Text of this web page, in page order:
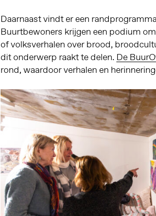
Daarnaast vindt er een
Buurtbewoners krijgen een podium
of volksverhalen over brood,
dit onderwerp raakt te delen. De
rond, waardoor verhalen en